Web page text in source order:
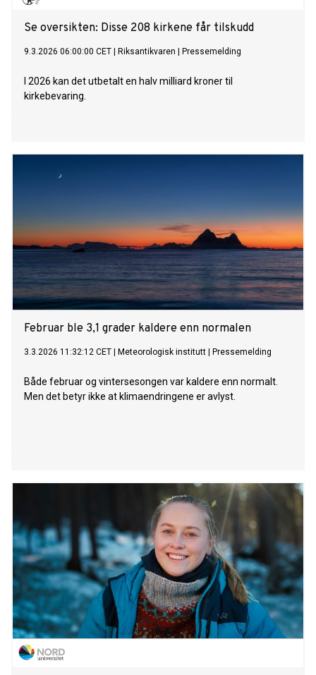
Se oversikten: Disse 208 kirkene får tilskudd
9.3.2026 06:00:00 CET Riksantikvaren Pressemelding
I 2026 kan det utbetalt en halv milliard kroner til
kirkebevaring.
Februar ble 3,1 grader kaldere enn normalen
3.3.2026 11:32:12 CET Meteorologisk institutt Pressemelding
Både februar og vintersesongen var kaldere enn normalt.
Men det betyr ikke at klimaendringene er avlyst.